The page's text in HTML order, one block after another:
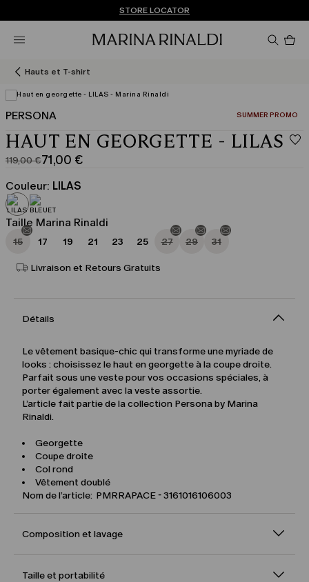
EXPÉDITIONS ET RETOURS GRATUITS
Vous n’avez pas de compte? INSCRIVEZ-VOUS MAINTENANT
STORE LOCATOR
Hauts et T-shirt
PERSONA CATÉGORIE:
SUMMER PROMO
HAUT EN GEORGETTE - LILAS
119,00 €
Prix
original
119,00
€
71,00 €
Prix
actuel
71,00
€
Couleur: LILAS
Taille Marina Rinaldi
15 17 19 21 23 25 27 29 31
Livraison et Retours Gratuits
Détails
Le vêtement basique-chic qui transforme une myriade de
looks : choisissez le haut en georgette à la coupe droite.
Parfait sous une veste pour vos occasions spéciales, à
porter également avec la veste assortie.
L’article fait partie de la collection Persona by Marina
Rinaldi.
Georgette
Coupe droite
Col rond
Vêtement doublé
Nom de l’article: PMRRAPACE - 3161016106003
Composition et lavage
Taille et portabilité